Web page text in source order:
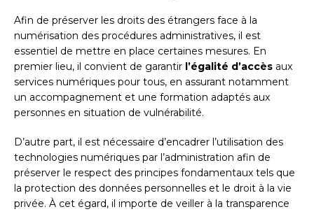
Afin de préserver les droits des étrangers face à la
numérisation des procédures administratives, il est
essentiel de mettre en place certaines mesures. En
premier lieu, il convient de garantir l’égalité d’accès aux
services numériques pour tous, en assurant notamment
un accompagnement et une formation adaptés aux
personnes en situation de vulnérabilité.
D’autre part, il est nécessaire d’encadrer l’utilisation des
technologies numériques par l’administration afin de
préserver le respect des principes fondamentaux tels que
la protection des données personnelles et le droit à la vie
privée. À cet égard, il importe de veiller à la transparence